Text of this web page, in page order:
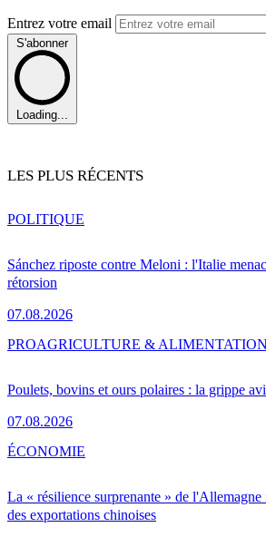
Entrez votre email
S'abonner
Loading...
LES PLUS RÉCENTS
Sánchez riposte contre Meloni : l'Italie
rétorsion
07.08.2026
POLITIQUE
Poulets, bovins et ours polaires : la grippe
07.08.2026
PROAGRICULTURE & ALIMENTATION
La « résilience surprenante » de l'Allemagne
des exportations chinoises
ÉCONOMIE